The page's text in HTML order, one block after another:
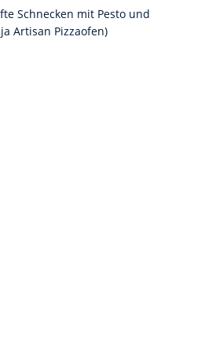
Schnecken mit Pesto und
Artisan Pizzaofen)